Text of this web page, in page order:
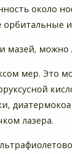
около
орбитальные
мазей, можно
мер. Это
лазера.